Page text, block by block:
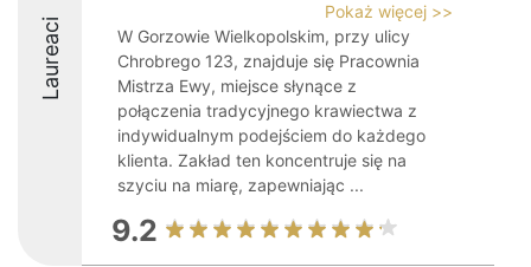
Laureaci
Pokaż więcej >>
W Gorzowie Wielkopolskim, przy ulicy
Chrobrego 123, znajduje się Pracownia
Mistrza Ewy, miejsce słynące z
połączenia tradycyjnego krawiectwa z
indywidualnym podejściem do każdego
klienta. Zakład ten koncentruje się na
szyciu na miarę, zapewniając ...
9.2